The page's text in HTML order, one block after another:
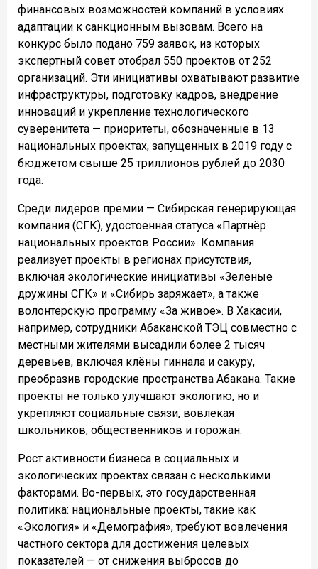
финансовых возможностей компаний в условиях
адаптации к санкционным вызовам. Всего на
конкурс было подано 759 заявок, из которых
экспертный совет отобрал 550 проектов от 252
организаций. Эти инициативы охватывают развитие
инфраструктуры, подготовку кадров, внедрение
инноваций и укрепление технологического
суверенитета — приоритеты, обозначенные в 13
национальных проектах, запущенных в 2019 году с
бюджетом свыше 25 триллионов рублей до 2030
года.
Среди лидеров премии — Сибирская генерирующая
компания (СГК), удостоенная статуса «Партнёр
национальных проектов России». Компания
реализует проекты в регионах присутствия,
включая экологические инициативы «Зеленые
дружины СГК» и «Сибирь заряжает», а также
волонтерскую программу «За живое». В Хакасии,
например, сотрудники Абаканской ТЭЦ совместно с
местными жителями высадили более 2 тысяч
деревьев, включая клёны гиннала и сакуру,
преобразив городские пространства Абакана. Такие
проекты не только улучшают экологию, но и
укрепляют социальные связи, вовлекая
школьников, общественников и горожан.
Рост активности бизнеса в социальных и
экологических проектах связан с несколькими
факторами. Во-первых, это государственная
политика: национальные проекты, такие как
«Экология» и «Демография», требуют вовлечения
частного сектора для достижения целевых
показателей — от снижения выбросов до